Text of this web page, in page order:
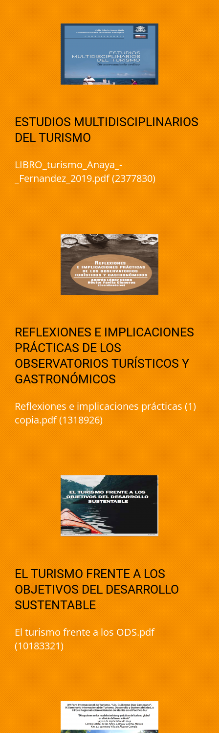
ESTUDIOS MULTIDISCIPLINARIOS
DEL TURISMO
LIBRO_turismo_Anaya_-
_Fernandez_2019.pdf (2377830)
REFLEXIONES E IMPLICACIONES
PRÁCTICAS DE LOS
OBSERVATORIOS TURÍSTICOS Y
GASTRONÓMICOS
Reflexiones e implicaciones prácticas (1)
copia.pdf (1318926)
EL TURISMO FRENTE A LOS
OBJETIVOS DEL DESARROLLO
SUSTENTABLE
El turismo frente a los ODS.pdf
(10183321)